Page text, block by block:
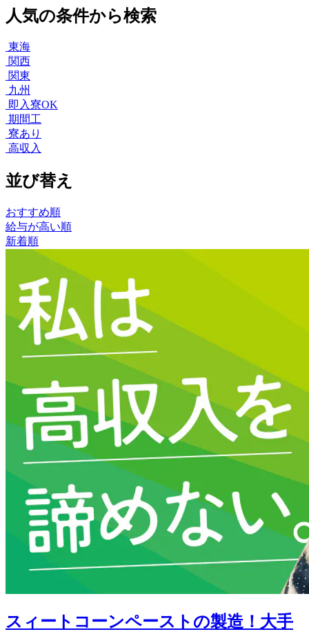
人気の条件から検索
東海
関西
関東
九州
即入寮OK
期間工
寮あり
高収入
並び替え
おすすめ順
給与が高い順
新着順
スィートコーンペーストの製造！大手